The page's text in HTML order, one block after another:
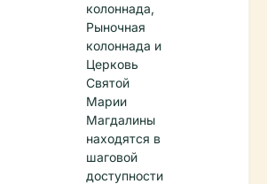
колоннада,
Рыночная
колоннада и
Церковь
Святой
Марии
Магдалины
находятся в
шаговой
доступности